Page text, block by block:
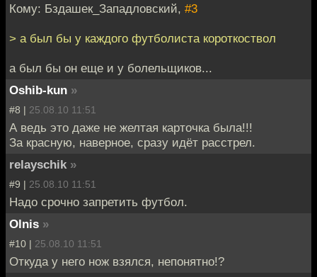
Кому: Бздашек_Западловский, #3
> а был бы у каждого футболиста короткоствол
а был бы он еще и у болельщиков...
Oshib-kun »
#8 | 25.08.10 11:51
А ведь это даже не желтая карточка была!!!
За красную, наверное, сразу идёт расстрел.
relayschik »
#9 | 25.08.10 11:51
Надо срочно запретить футбол.
Olnis »
#10 | 25.08.10 11:51
Откуда у него нож взялся, непонятно!?